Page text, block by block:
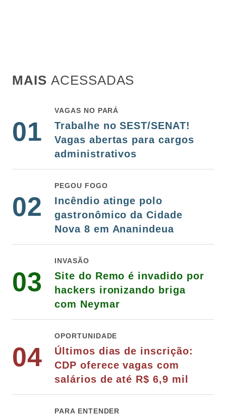
MAIS ACESSADAS
01
VAGAS NO PARÁ
Trabalhe no SEST/SENAT!
Vagas abertas para cargos
administrativos
02
PEGOU FOGO
Incêndio atinge polo
gastronômico da Cidade
Nova 8 em Ananindeua
03
INVASÃO
Site do Remo é invadido por
hackers ironizando briga
com Neymar
04
OPORTUNIDADE
Últimos dias de inscrição:
CDP oferece vagas com
salários de até R$ 6,9 mil
PARA ENTENDER